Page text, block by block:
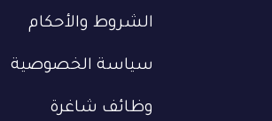
الشروط والأحكام
سياسة الخصوصية
وظائف شاغرة